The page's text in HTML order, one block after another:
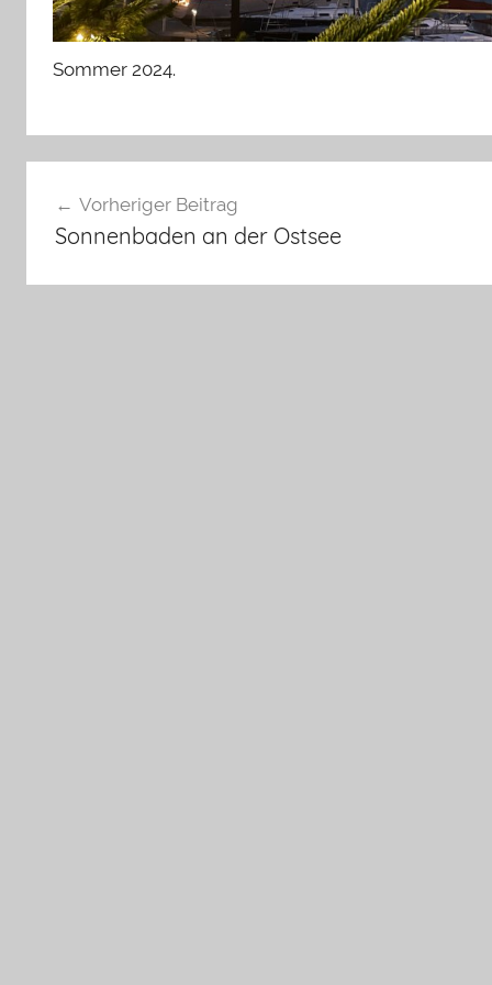
e
r
Sommer 2024.
Vorheriger Beitrag
Sonnenbaden an der Ostsee